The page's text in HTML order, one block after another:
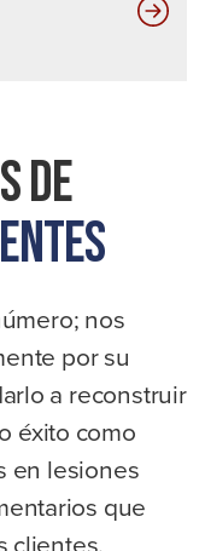
De
nos
por su
a reconstruir
éxito como
en lesiones
que